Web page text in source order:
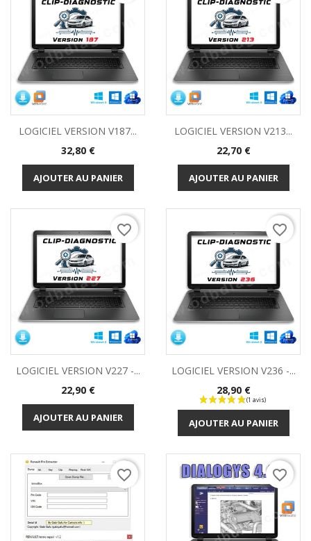
LOGICIEL VERSION V187...
Prix
32,80 €
AJOUTER AU PANIER
LOGICIEL VERSION V213...
Prix
22,70 €
AJOUTER AU PANIER
LOGICIEL VERSION V227 -...
Prix
22,90 €
AJOUTER AU PANIER
favorite_border
LOGICIEL VERSION V236 -...
Prix
28,90 €
AJOUTER AU PANIER
favorite_border
favorite_border favorite_border